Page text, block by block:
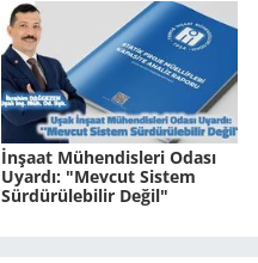
İnşaat Mühendisleri Odası
Uyardı: "Mevcut Sistem
Sürdürülebilir Değil"